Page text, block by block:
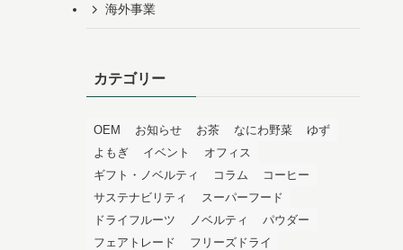
海外事業
カテゴリー
OEM お知らせ お茶 なにわ野菜
ゆず
よもぎ
イベント
オフィス
ギフト・ノベルティ
コラム
コーヒー
サステナビリティ
スーパーフード
ドライフルーツ
ノベルティ
パウダー
フェアトレード
フリーズドライ